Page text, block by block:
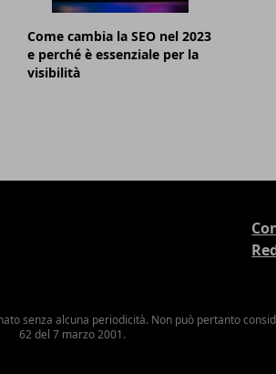
Come cambia la SEO nel 2023
e perché è essenziale per la
visibilità
senza alcuna periodicità. Non può pertanto
62 del 7 marzo 2001.